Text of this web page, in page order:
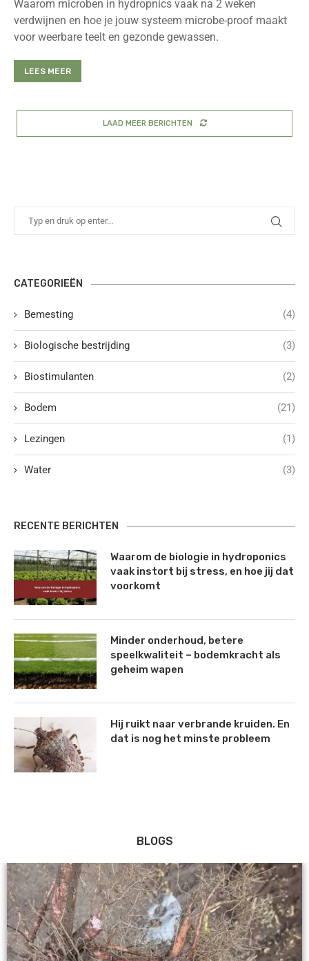
Waarom microben in hydropnics vaak na 2 weken
verdwijnen en hoe je jouw systeem microbe-proof maakt
voor weerbare teelt en gezonde gewassen.
LEES MEER
LAAD MEER BERICHTEN
CATEGORIEËN
Bemesting (4)
Biologische bestrijding (3)
Biostimulanten (2)
Bodem (21)
Lezingen (1)
Water (3)
RECENTE BERICHTEN
Waarom de biologie in hydroponics
vaak instort bij stress, en hoe jij dat
voorkomt
Minder onderhoud, betere
speelkwaliteit – bodemkracht als
geheim wapen
Hij ruikt naar verbrande kruiden. En
dat is nog het minste probleem
BLOGS